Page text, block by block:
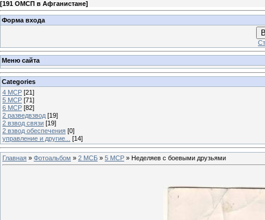
[191 ОМСП в Афганистане]
Форма входа
Меню сайта
Categories
4 МСР [21]
5 МСР [71]
6 МСР [82]
2 разведвзвод [19]
2 взвод связи [19]
2 взвод обеспечения [0]
управление и другие...
[14]
Главная » Фотоальбом » 2 МСБ » 5 МСР » Неделяев с боевыми друзьями